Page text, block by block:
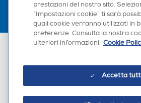
Hai
Chatta
Euronics Italia SpA. Sede legale Via
prestazioni del nostro sito.
“Impostazioni cookie” ti sarà
quali cookie verranno utilizzati in
preferenze. Consulta la nostra
ulteriori informazioni. Cookie
Accetta